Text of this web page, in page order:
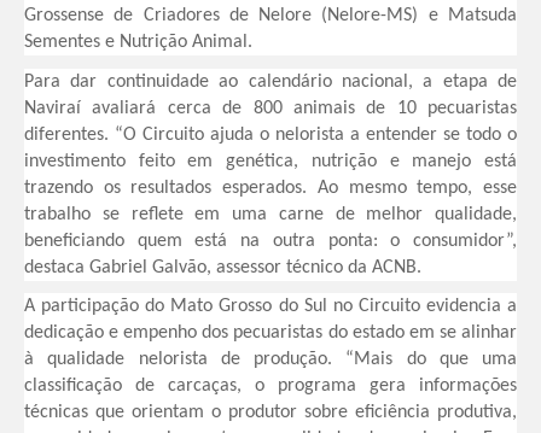
Grossense de Criadores de Nelore (Nelore-MS) e Matsuda
Sementes e Nutrição Animal.
Para dar continuidade ao calendário nacional, a etapa de
Naviraí avaliará cerca de 800 animais de 10 pecuaristas
diferentes. “O Circuito ajuda o nelorista a entender se todo o
investimento feito em genética, nutrição e manejo está
trazendo os resultados esperados. Ao mesmo tempo, esse
trabalho se reflete em uma carne de melhor qualidade,
beneficiando quem está na outra ponta: o consumidor”,
destaca Gabriel Galvão, assessor técnico da ACNB.
A participação do Mato Grosso do Sul no Circuito evidencia a
dedicação e empenho dos pecuaristas do estado em se alinhar
à qualidade nelorista de produção. “Mais do que uma
classificação de carcaças, o programa gera informações
técnicas que orientam o produtor sobre eficiência produtiva,